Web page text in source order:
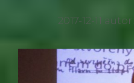
2017-12-11 autor: